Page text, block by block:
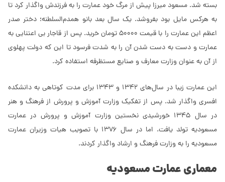
بسته شد. مسعود میرزا پیش از مرگ خود عمارت را به فرزندش واگذار کرد تا
به هرکس مایل بود بفروشد. یک سال بعد بانو همدم‌السلطنه؛ دختر صدر
اعظم این عمارت را با قیمت 50000 تومان خرید. پس از قاجار بی اعتنایی به
عمارت و دست به دست شدن آن را به شدت فرسود تا این که دولت پهلوی
از آن به عنوان وزارت معارف و صنایع مستظرفه استفاده کرد.
این عمارت زیبا در سال‌های 1342 و 1343 برای مدت کوتاهی به دانشكده
افسری واگذار شد. پس از تفکیک وزارت آموزش و پرورش از فرهنگ و هنر
در سال 1345 خورشیدی نخستین وزارت آموزش و پرورش در عمارت
مسعودیه تولد یافت. اما در سال 1376 با تصویب هیات وزیران عمارت
مسعودیه را به وزارت فرهنگ و ارشاد واگذار کردند.
معماری عمارت مسعودیه